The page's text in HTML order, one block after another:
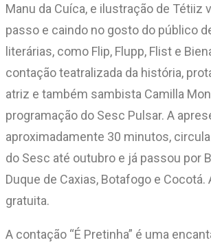
Manu da Cuíca, e ilustração de Tétiiz
passo e caindo no gosto do público
literárias, como Flip, Flupp, Flist e
contação teatralizada da história,
atriz e também sambista Camilla
programação do Sesc Pulsar. A
aproximadamente 30 minutos,
do Sesc até outubro e já passou por
Duque de Caxias, Botafogo e Cocotá.
gratuita.
A contação “É Pretinha” é uma